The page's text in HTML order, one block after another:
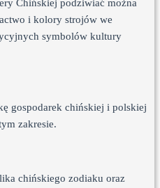
Chińskiej podziwiać można
i kolory strojów we
symbolów kultury
gospodarek chińskiej i polskiej
zakresie.
chińskiego zodiaku oraz